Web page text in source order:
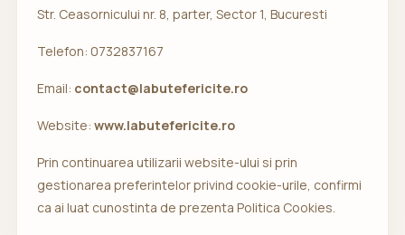
Str. Ceasornicului nr. 8, parter, Sector 1, Bucuresti
Telefon: 0732837167
Email: contact@labutefericite.ro
Website: www.labutefericite.ro
Prin continuarea utilizarii website-ului si prin
gestionarea preferintelor privind cookie-urile, confirmi
ca ai luat cunostinta de prezenta Politica Cookies.